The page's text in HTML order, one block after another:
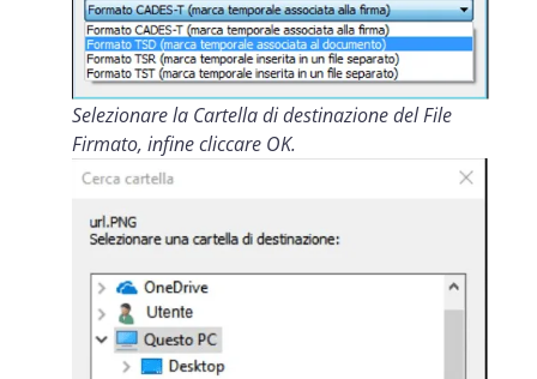
Selezionare la Cartella di destinazione del File
Firmato, infine cliccare OK.